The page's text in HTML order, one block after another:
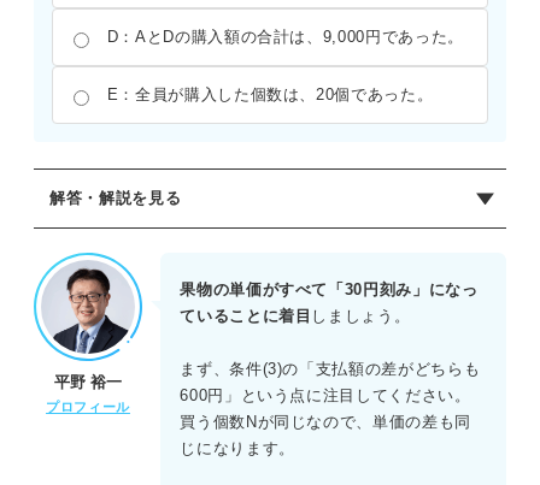
D：AとDの購入額の合計は、9,000円であった。
E：全員が購入した個数は、20個であった。
解答・解説を見る
正解：E
各人が購入した果物の単価をa〜e、購入個数をNとする。
条件より
(1)a＋c＝b＋d
(2)a＋b＝d＋e
(3)(b−c)N＝(d−e)N＝600
となる。 (1)よりa−b＝d−c、(2)よりa−e＝d−bとなる。単
平野 裕一
プロフィール
果物の単価がすべて「30円刻み」になっ
ていることに着目 しましょう。
まず、条件(3)の「支払額の差がどちらも
600円」という点に注目してください。
買う個数Nが同じなので、単価の差も同
じになります。